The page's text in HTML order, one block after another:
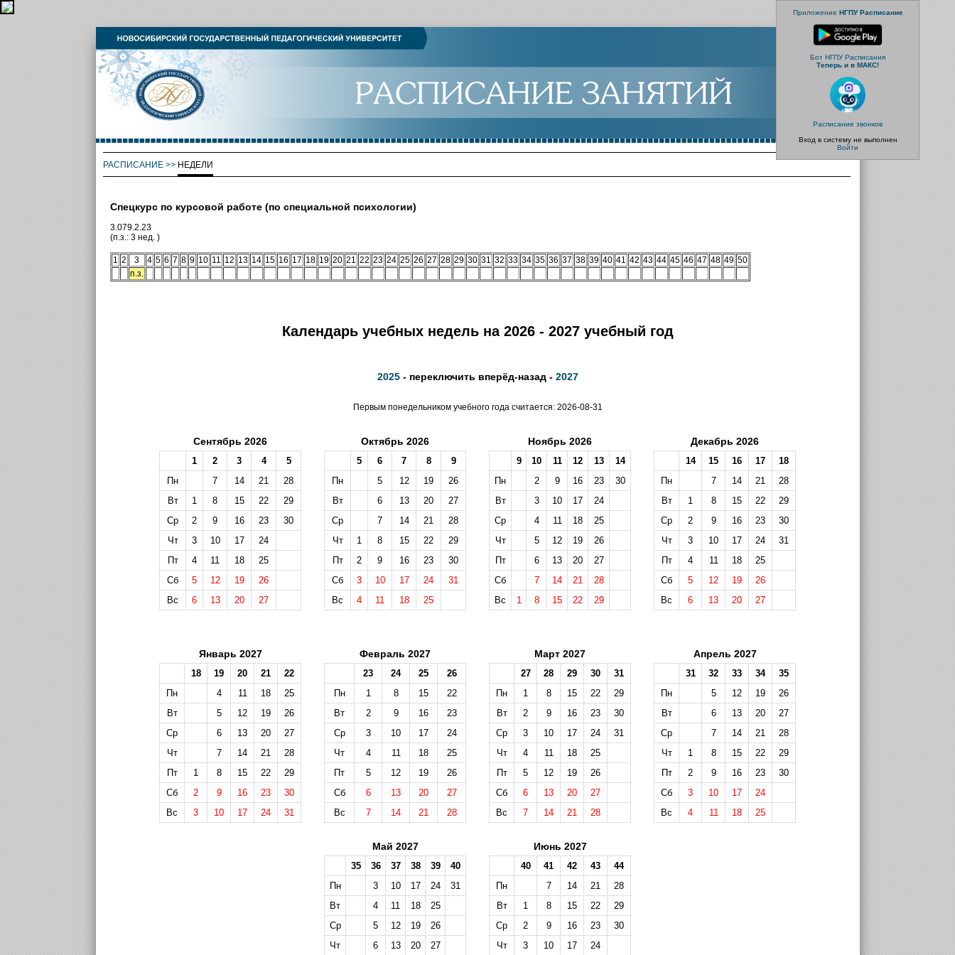
Приложение НГПУ Расписание
Бот НГПУ Расписания
Теперь и в МАКС!
Расписание звонков
Вход в систему не выполнен
Войти
РАСПИСАНИЕ>> НЕДЕЛИ
Спецкурс по курсовой работе (по специальной психологии)
3.079.2.23
(п.з.: 3 нед. )
1 2 3 4 5 6 7 8 9 10 11 12 13 14 15 16 17 18 19 20 21 22 23 24 25 26 27 28 29 30 31 32 33 34 35 36 37 38 39 40 41 42 43 44 45 46 47 48 49 50
п.з.
Календарь учебных недель на 2026 - 2027 учебный год
2025- переключить вперёд-назад - 2027
Первым понедельником учебного года считается: 2026-08-31
Сентябрь 2026
1 2 3 4
5
Пн
7 14 21
28
Вт
1 8 15 22
29
Ср
2 9 16 23
30
Чт
3 10 17
24
Пт
4 11 18
25
Сб
5 12 19
26
Вс
6 13 20 27
Октябрь 2026
5 6 7 8
9
Пн
5 12 19
26
Вт
6 13 20
27
Ср
7 14 21
28
Чт
1 8 15 22
29
Пт
2 9 16 23
30
Сб
3 10 17 24
31
Вс
4 11 18 25
Ноябрь 2026
9 10 11 12 13
14
Пн
2 9 16 23
30
Вт
3 10 17
24
Ср
4 11 18
25
Чт
5 12 19
26
Пт
6 13 20
27
Сб
7 14 21
28
Вс
1 8 15 22 29
Декабрь 2026
14 15 16 17
18
Пн
7 14 21
28
Вт
1 8 15 22
29
Ср
2 9 16 23
30
Чт
3 10 17 24
31
Пт
4 11 18
25
Сб
5 12 19
26
Вс
6 13 20 27
Январь 2027
18 19 20 21
22
Пн
4 11 18
25
Вт
5 12 19
26
Ср
6 13 20
27
Чт
7 14 21
28
Пт
1 8 15 22
29
Сб
2 9 16 23
30
Вс
3 10 17 24 31
Февраль 2027
23 24 25
26
Пн
1 8 15
22
Вт
2 9 16
23
Ср
3 10 17
24
Чт
4 11 18
25
Пт
5 12 19
26
Сб
6 13 20
27
Вс
7 14 21 28
Март 2027
27 28 29 30
31
Пн
1 8 15 22
29
Вт
2 9 16 23
30
Ср
3 10 17 24
31
Чт
4 11 18
25
Пт
5 12 19
26
Сб
6 13 20
27
Вс
7 14 21 28
Апрель 2027
31 32 33 34
35
Пн
5 12 19
26
Вт
6 13 20
27
Ср
7 14 21
28
Чт
1 8 15 22
29
Пт
2 9 16 23
30
Сб
3 10 17
24
Вс
4 11 18 25
Май 2027
35 36 37 38 39
40
Пн
3 10 17 24
31
Вт
4 11 18
25
Ср
5 12 19
26
Чт
6 13 20 27
Июнь 2027
40 41 42 43
44
Пн
7 14 21
28
Вт
1 8 15 22
29
Ср
2 9 16 23
30
Чт
3 10 17 24